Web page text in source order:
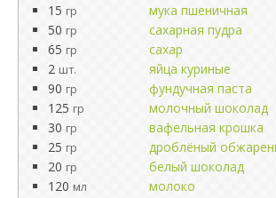
15 гр
мука пшеничная
50 гр
сахарная пудра
65 гр
сахар
2 шт.
яйца куриные
90 гр
фундучная паста
125 гр
молочный шоколад
30 гр
вафельная крошка
25 гр
дроблёный
20 гр
белый шоколад
120 мл
молоко